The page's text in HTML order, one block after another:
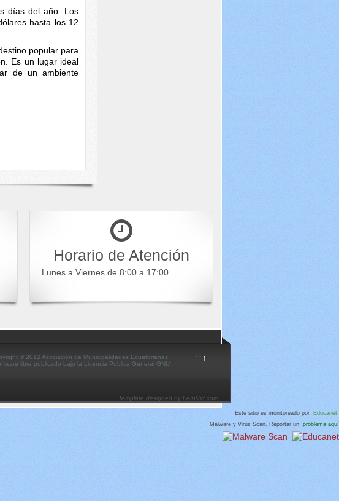
días del año. Los
hasta los 12
popular para
Es un lugar ideal
de un ambiente
Horario de Atención
Lunes a Viernes de 8:00 a 17:00.
↑↑↑
© 2012 Asociación de Municipalidades Ecuatorianas.
libre publicado bajo la Licencia Pública General GNU
Template designed by LernVid.com
Este sitio es monitoreado por Educanet
Malware y Virus Scan. Reportar un problema aquí